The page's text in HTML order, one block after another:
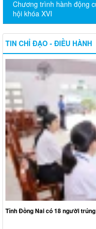
Chương trình hành động
hội khóa XVI
TIN CHỈ ĐẠO - ĐIỀU HÀNH
Tỉnh Đồng Nai có 18 người